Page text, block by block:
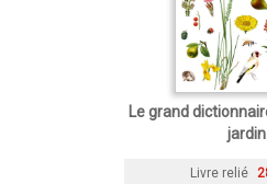
Le grand
jardin
Livre relié